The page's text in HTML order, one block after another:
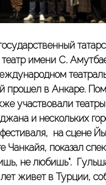
имени С.
прошел в Анкаре.
участвовали
и нескольких
на сцене
Чанкайя, показал
не любишь”.
живет в Турции,